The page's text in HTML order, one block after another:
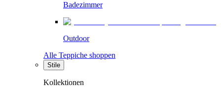
Badezimmer
Outdoor
Alle Teppiche shoppen
Stile
Kollektionen